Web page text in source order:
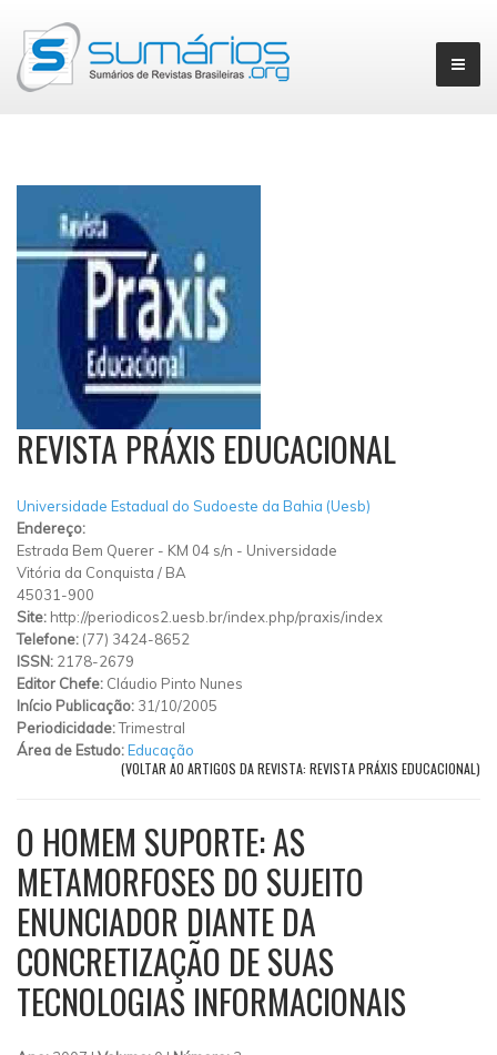
REVISTA PRÁXIS EDUCACIONAL
Universidade Estadual do Sudoeste da Bahia (Uesb)
Endereço:
Estrada Bem Querer - KM 04 s/n - Universidade
Vitória da Conquista / BA
45031-900
Site: http://periodicos2.uesb.br/index.php/praxis/index
Telefone: (77) 3424-8652
ISSN: 2178-2679
Editor Chefe: Cláudio Pinto Nunes
Início Publicação: 31/10/2005
Periodicidade:Trimestral
Área de Estudo:Educação
(VOLTAR AO ARTIGOS DA REVISTA: REVISTA PRÁXIS EDUCACIONAL)
O HOMEM SUPORTE: AS
METAMORFOSES DO SUJEITO
ENUNCIADOR DIANTE DA
CONCRETIZAÇÃO DE SUAS
TECNOLOGIAS INFORMACIONAIS